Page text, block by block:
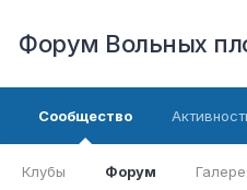
Форум Вольных
Сообщество
Клубы Форум